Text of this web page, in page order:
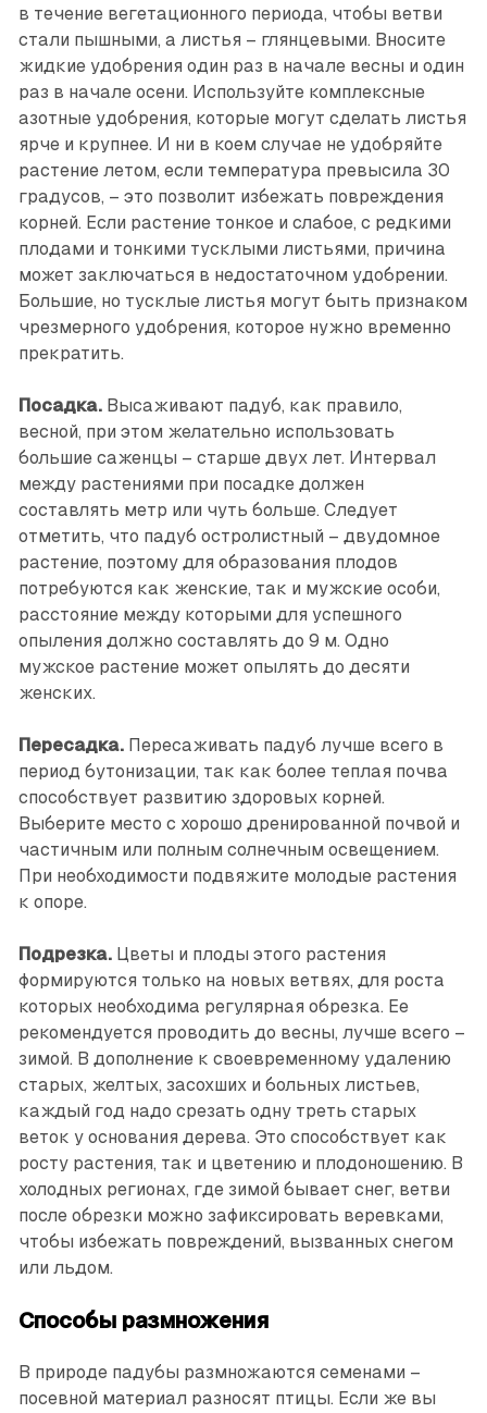
в течение вегетационного периода, чтобы ветви
стали пышными, а листья – глянцевыми. Вносите
жидкие удобрения один раз в начале весны и один
раз в начале осени. Используйте комплексные
азотные удобрения, которые могут сделать листья
ярче и крупнее. И ни в коем случае не удобряйте
растение летом, если температура превысила 30
градусов, – это позволит избежать повреждения
корней. Если растение тонкое и слабое, с редкими
плодами и тонкими тусклыми листьями, причина
может заключаться в недостаточном удобрении.
Большие, но тусклые листья могут быть признаком
чрезмерного удобрения, которое нужно временно
прекратить.
Посадка.Высаживают падуб, как правило,
весной, при этом желательно использовать
большие саженцы – старше двух лет. Интервал
между растениями при посадке должен
составлять метр или чуть больше. Следует
отметить, что падуб остролистный – двудомное
растение, поэтому для образования плодов
потребуются как женские, так и мужские особи,
расстояние между которыми для успешного
опыления должно составлять до 9 м. Одно
мужское растение может опылять до десяти
женских.
Пересадка.Пересаживать падуб лучше всего в
период бутонизации, так как более теплая почва
способствует развитию здоровых корней.
Выберите место с хорошо дренированной почвой и
частичным или полным солнечным освещением.
При необходимости подвяжите молодые растения
к опоре.
Подрезка.Цветы и плоды этого растения
формируются только на новых ветвях, для роста
которых необходима регулярная обрезка. Ее
рекомендуется проводить до весны, лучше всего –
зимой. В дополнение к своевременному удалению
старых, желтых, засохших и больных листьев,
каждый год надо срезать одну треть старых
веток у основания дерева. Это способствует как
росту растения, так и цветению и плодоношению. В
холодных регионах, где зимой бывает снег, ветви
после обрезки можно зафиксировать веревками,
чтобы избежать повреждений, вызванных снегом
или льдом.
Способы размножения
В природе падубы размножаются семенами –
посевной материал разносят птицы. Если же вы